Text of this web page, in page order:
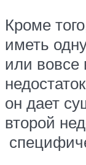
Кроме
иметь
или вовсе
он дает
второй